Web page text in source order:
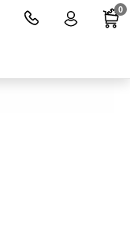
0